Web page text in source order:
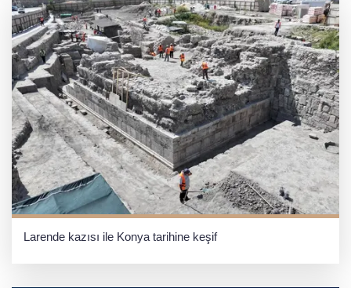
Larende kazısı ile Konya tarihine keşif